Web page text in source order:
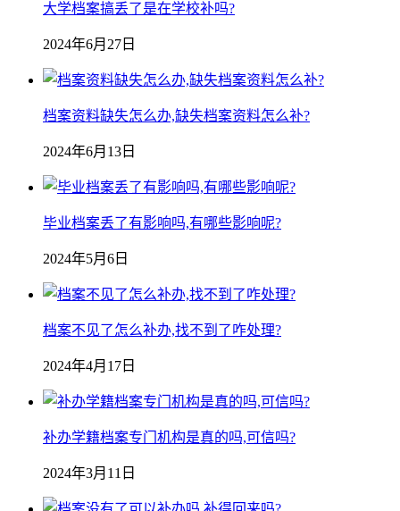
大学档案搞丢了是在学校补吗?
2024年6月27日
档案资料缺失怎么办,缺失档案资料怎么补?
2024年6月13日
毕业档案丢了有影响吗,有哪些影响呢?
2024年5月6日
档案不见了怎么补办,找不到了咋处理?
2024年4月17日
补办学籍档案专门机构是真的吗,可信吗?
2024年3月11日